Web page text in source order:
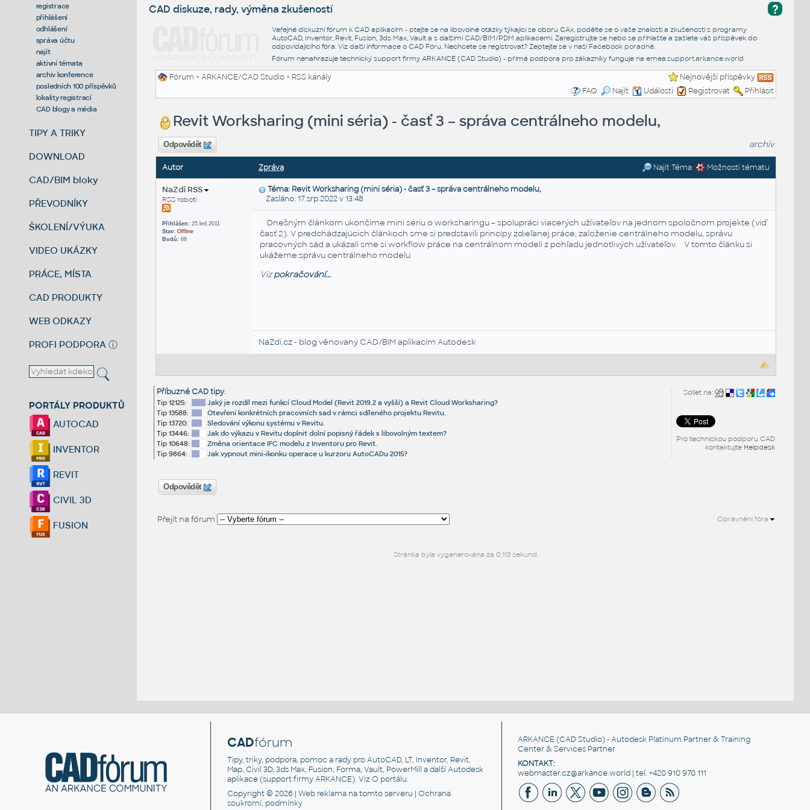
registrace
přihlášení
odhlášení
správa účtu
najít
aktivní témata
archiv konference
posledních 100 příspěvků
lokality registrací
CAD blogy a média
TIPY A TRIKY
DOWNLOAD
CAD/BIM bloky
PŘEVODNÍKY
ŠKOLENÍ/VÝUKA
VIDEO UKÁZKY
PRÁCE, MÍSTA
CAD PRODUKTY
WEB ODKAZY
PROFI PODPORA ⓘ
PORTÁLY PRODUKTŮ
AUTOCAD
INVENTOR
REVIT
CIVIL 3D
FUSION
?
CAD diskuze, rady, výměna zkušeností
Veřejné diskuzní fórum k CAD aplikacím - ptejte se na libovolné otázky týkající se oboru CAx, podělte se o vaše znalosti a zkušenosti s programy
AutoCAD, Inventor, Revit, Fusion, 3ds Max, Vault a s dalšími CAD/BIM/PDM aplikacemi. Zaregistrujte se nebo se přihlašte a zašlete váš příspěvek do
odpovídajícího fóra. Viz další informace o CAD Fóru. Nechcete se registrovat? Zeptejte se v naší Facebook poradně.
Fórum nenahrazuje technický support firmy ARKANCE (CAD Studio) - přímá podpora pro zákazníky funguje na emea.support.arkance.world
Fórum >ARKANCE/CAD Studio> RSS kanály
Nejnovější příspěvky
FAQ
Najít Události Registrovat Přihlásit
Revit Worksharing (mini séria) - časť 3 – správa centrálneho modelu,
Odpovědět archiv
Autor Zpráva Najít Téma Možnosti tématu
NaZdi RSS
RSS roboti
Přihlášen:25.led.2011
Stav: Offline
Bodů:66
Téma: Revit Worksharing (mini séria) - časť 3 – správa centrálneho modelu,
Zasláno: 17.srp.2022 v 13:48
Dnešným článkom ukončíme mini sériu o worksharingu – spolupráci viacerých užívateľov na jednom spoločnom projekte (viď
časť 2). V predchádzajúcich článkoch sme si predstavili princípy zdieľanej práce, založenie centrálneho modelu, správu
pracovných sád a ukázali sme si workflow práce na centrálnom modeli z pohľadu jednotlivých užívateľov. V tomto článku si
ukážeme:správu centrálneho modelu
Vizpokračování...
NaZdi.cz- blog věnovaný CAD/BIM aplikacím Autodesk
Sdílet na:
Pro technickou podporu CAD
kontaktujte Helpdesk
Příbuzné CAD tipy:
Tip 12125:
Jaký je rozdíl mezi funkcí Cloud Model (Revit 2019.2 a vyšší) a Revit Cloud Worksharing?
Tip 13588:
Otevření konkrétních pracovních sad v rámci sdíleného projektu Revitu.
Tip 13720:
Sledování výkonu systému v Revitu.
Tip 13446:
Jak do výkazu v Revitu doplnit dolní popisný řádek s libovolným textem?
Tip 10648:
Změna orientace IFC modelu z Inventoru pro Revit.
Tip 9864:
Jak vypnout mini-ikonku operace u kurzoru AutoCADu 2015?
Odpovědět
Přejít na fórum Oprávnění fóra
Stránka byla vygenerována za 0,113 sekund.
CADfórum
Tipy, triky, podpora, pomoc a rady pro AutoCAD, LT, Inventor, Revit,
Map, Civil 3D, 3ds Max, Fusion, Forma, Vault, PowerMill a další Autodesk
aplikace (support firmy ARKANCE). VizO portálu.
Copyright © 2026 |Web reklama na tomto serveru |Ochrana
soukromí, podmínky
ARKANCE (CAD Studio) - Autodesk Platinum Partner & Training
Center & Services Partner
KONTAKT:
webmaster.cz@arkance.world | tel. +420 910 970 111